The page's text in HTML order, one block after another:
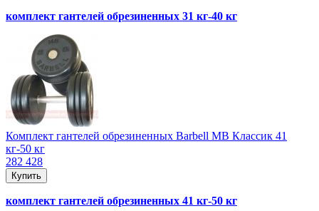
комплект гантелей обрезиненных 31 кг-40 кг
Комплект гантелей обрезиненных Barbell MB Классик 41
кг-50 кг
282 428
Купить
комплект гантелей обрезиненных 41 кг-50 кг